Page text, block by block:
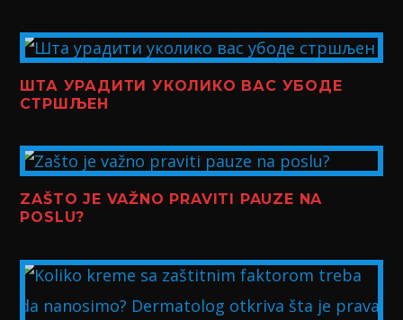
ШТА УРАДИТИ УКОЛИКО ВАС УБОДЕ
СТРШЉЕН
ZAŠTO JE VAŽNO PRAVITI PAUZE NA
POSLU?